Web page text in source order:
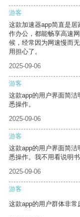
游客
这款加速器app简直是
作办公，都能畅享高速
候，经常因为网速慢而
用担心了。
2025-09-06
游客
这款app的用户界面简
悉操作。
2025-09-06
游客
这款app的用户界面简
悉操作。我不用看说明
2025-09-06
游客
这款app的用户群体非常